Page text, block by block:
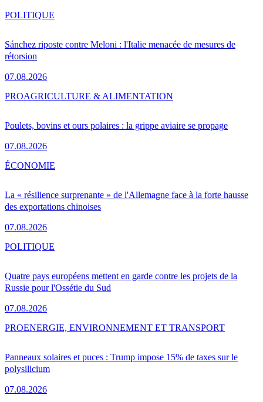
Sánchez riposte contre Meloni : l'Italie menacée de mesures de
rétorsion
07.08.2026
POLITIQUE
Poulets, bovins et ours polaires : la grippe aviaire se propage
07.08.2026
PROAGRICULTURE & ALIMENTATION
La « résilience surprenante » de l'Allemagne face à la forte hausse
des exportations chinoises
07.08.2026
ÉCONOMIE
Quatre pays européens mettent en garde contre les projets de la
Russie pour l'Ossétie du Sud
07.08.2026
POLITIQUE
Panneaux solaires et puces : Trump impose 15% de taxes sur le
polysilicium
07.08.2026
PROENERGIE, ENVIRONNEMENT ET TRANSPORT